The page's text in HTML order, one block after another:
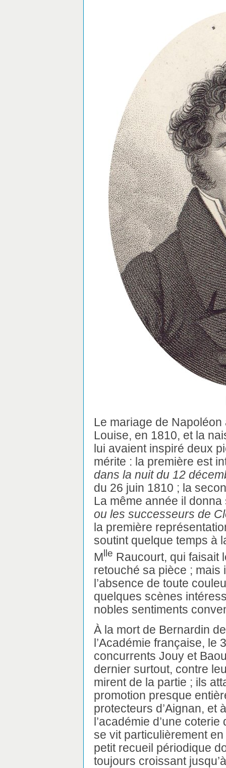
Le mariage de
Louise, en 1810, et la
lui avaient inspiré deux
mérite : la première est
dans la nuit du 12
du 26 juin 1810 ; la
La même année il
ou les successeurs de
la première
soutint quelque temps à
M lle Raucourt, qui faisait
retouché sa pièce ; mais
l’absence de toute
quelques scènes
nobles sentiments
À la mort de Bernardin
l’Académie française, le
concurrents Jouy et
dernier surtout, contre
mirent de la partie ; ils
promotion presque
protecteurs d’Aignan, et
l’académie d’une
se vit particulièrement
petit recueil périodique
toujours croissant